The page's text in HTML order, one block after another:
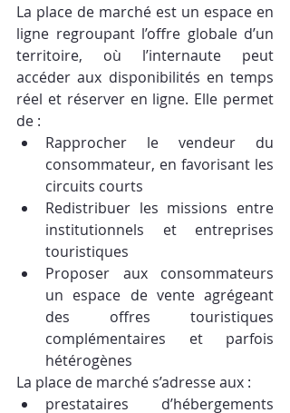
La place de marché est un espace en
ligne regroupant l’offre globale d’un
territoire, où l’internaute peut
accéder aux disponibilités en temps
réel et réserver en ligne. Elle permet
de :
Rapprocher le vendeur du
consommateur, en favorisant les
circuits courts
Redistribuer les missions entre
institutionnels et entreprises
touristiques
Proposer aux consommateurs
un espace de vente agrégeant
des offres touristiques
complémentaires et parfois
hétérogènes
La place de marché s’adresse aux :
prestataires      d’hébergements